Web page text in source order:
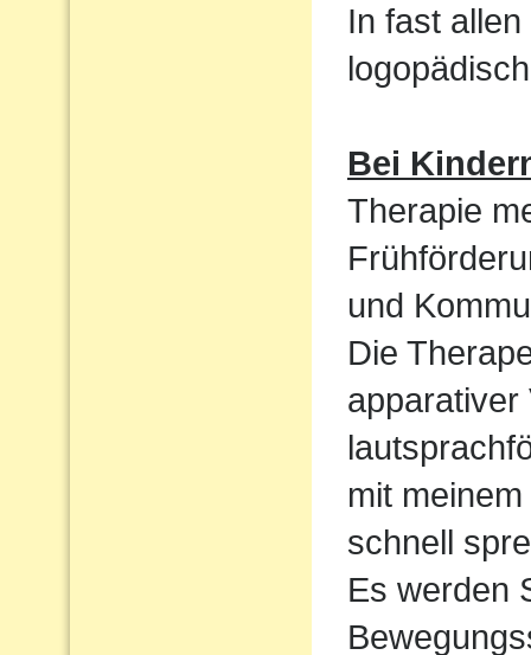
In fast
Bei
Therapie
und
Die
apparativer
mit
schnell
Es werden